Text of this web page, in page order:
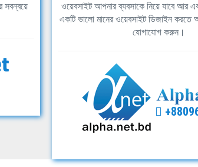
সবন্বয়ে
ওয়েবসাইট আপনার ব্যবসাকে নিয়ে যাবে আর
একটি ভালো মানের ওয়েবসাইট ডিজাইন
যোগাযোগ করুন।